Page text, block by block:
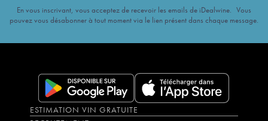
En vous inscrivant, vous acceptez de recevoir les emails de iDealwine. Vous
pouvez vous désabonner à tout moment via le lien présent dans chaque message.
ESTIMATION VIN GRATUITE